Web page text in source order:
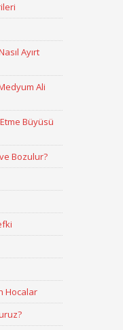
Ayırt
Ali
Büyüsü
Bozulur?
Hocalar